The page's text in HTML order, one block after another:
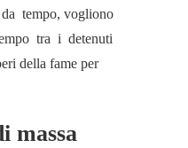
tempo, vogliono
tra i detenuti
della fame per
massa